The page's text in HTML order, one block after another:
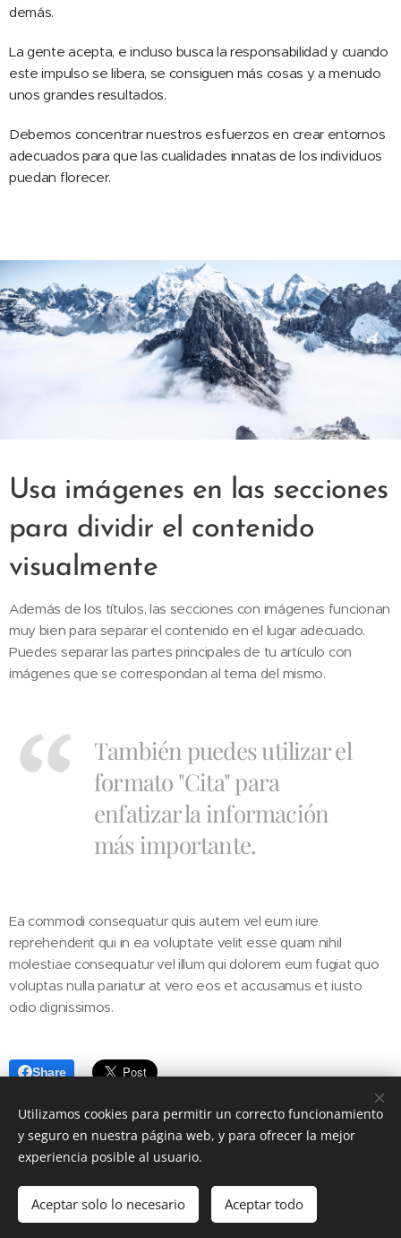
demás.
La gente acepta, e incluso busca la responsabilidad y cuando
este impulso se libera, se consiguen más cosas y a menudo
unos grandes resultados.
Debemos concentrar nuestros esfuerzos en crear entornos
adecuados para que las cualidades innatas de los individuos
puedan florecer.
Usa imágenes en las secciones
para dividir el contenido
visualmente
Además de los títulos, las secciones con imágenes funcionan
muy bien para separar el contenido en el lugar adecuado.
Puedes separar las partes principales de tu artículo con
imágenes que se correspondan al tema del mismo.
También puedes utilizar el
formato "Cita" para
enfatizar la información
más importante.
Ea commodi consequatur quis autem vel eum iure
reprehenderit qui in ea voluptate velit esse quam nihil
molestiae consequatur vel illum qui dolorem eum fugiat quo
voluptas nulla pariatur at vero eos et accusamus et iusto
odio dignissimos.
Share
Miquel Segura Xartó- miquel.segura55@gmail.com
Creado conWebnode Cookies
Utilizamos cookies para permitir un correcto funcionamiento
y seguro en nuestra página web, y para ofrecer la mejor
experiencia posible al usuario.
Aceptar solo lo necesario Aceptar todo